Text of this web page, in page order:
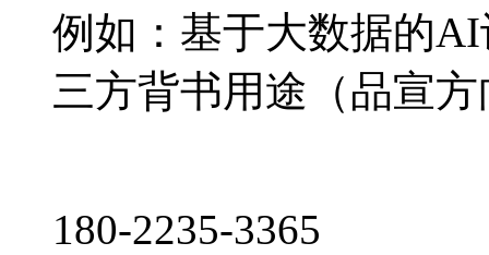
例如：基于大数据的
三方背书用途（品宣
180-2235-3365